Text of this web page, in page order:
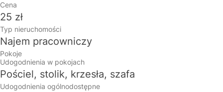
Cena
25 zł
Typ nieruchomości
Najem pracowniczy
Pokoje
Udogodnienia w pokojach
Pościel, stolik, krzesła, szafa
Udogodnienia ogólnodostępne